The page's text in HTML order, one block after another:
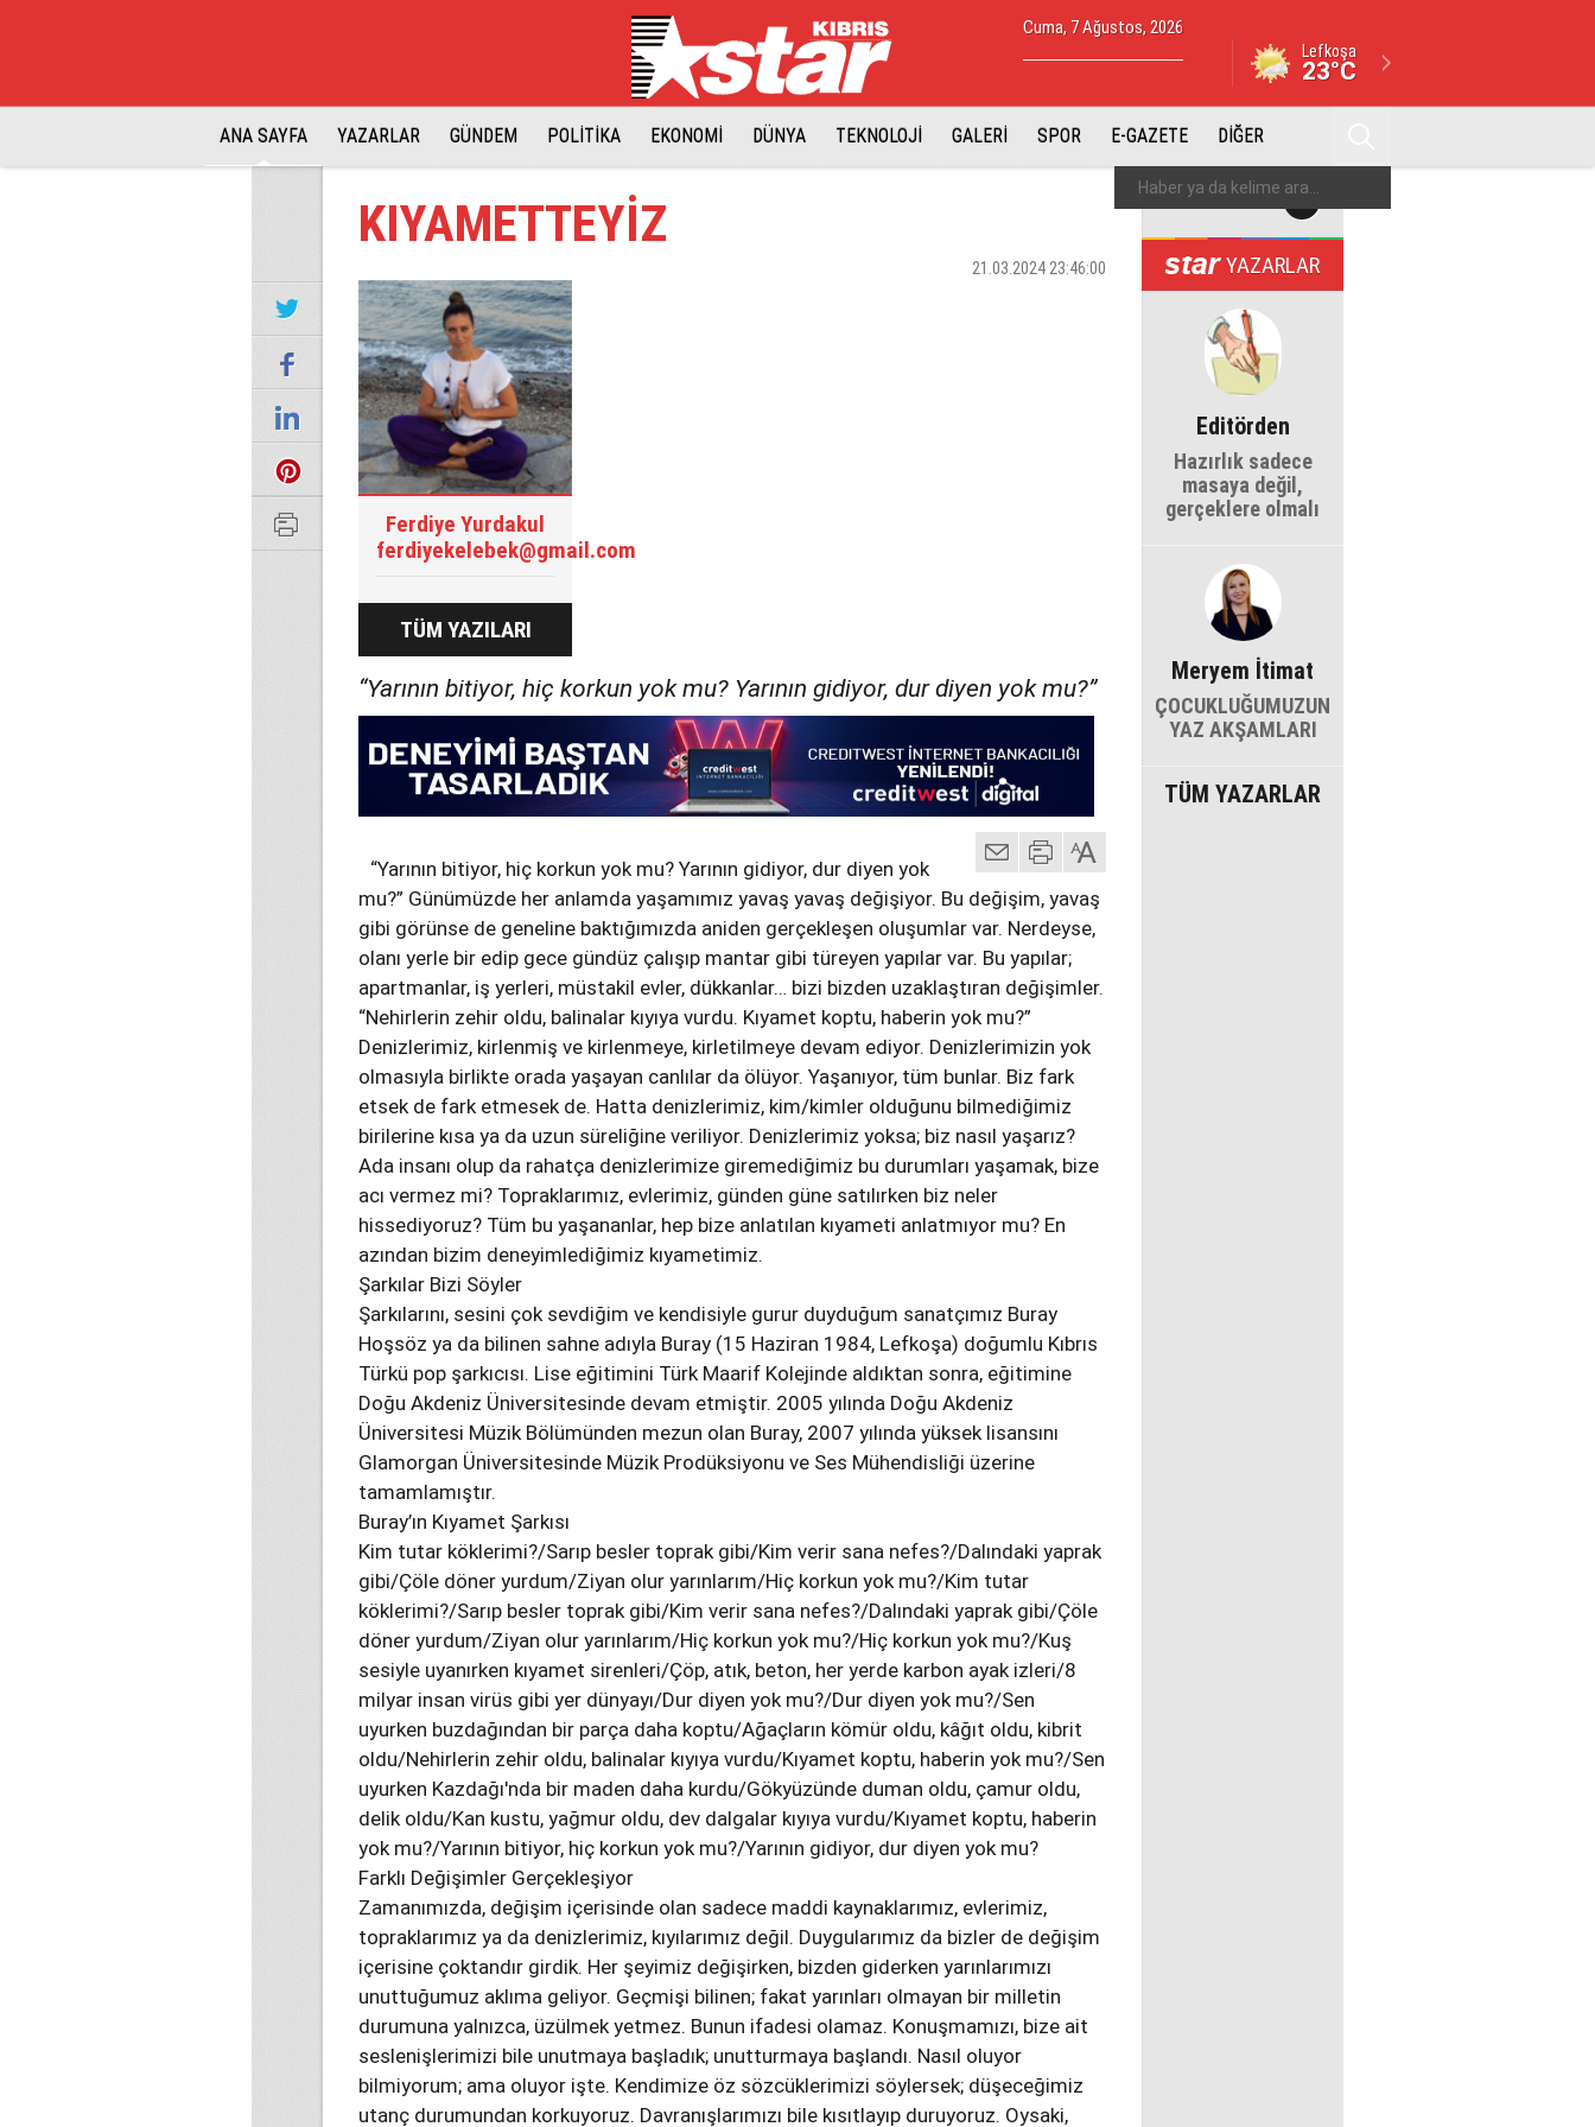
Cuma, 7 Ağustos, 2026
Lefkoşa
23°C
ANA SAYFA YAZARLAR GÜNDEM POLİTİKA EKONOMİ DÜNYA TEKNOLOJİ GALERİ SPOR E-GAZETE DİĞER
KIYAMETTEYİZ
21.03.2024 23:46:00
Ferdiye Yurdakul
ferdiyekelebek@gmail.com
TÜM YAZILARI
“Yarının bitiyor, hiç korkun yok mu? Yarının gidiyor, dur diyen yok mu?”
“Yarının bitiyor, hiç korkun yok mu? Yarının gidiyor, dur diyen yok
mu?” Günümüzde her anlamda yaşamımız yavaş yavaş değişiyor. Bu değişim, yavaş
gibi görünse de geneline baktığımızda aniden gerçekleşen oluşumlar var. Nerdeyse,
olanı yerle bir edip gece gündüz çalışıp mantar gibi türeyen yapılar var. Bu yapılar;
apartmanlar, iş yerleri, müstakil evler, dükkanlar… bizi bizden uzaklaştıran değişimler.
“Nehirlerin zehir oldu, balinalar kıyıya vurdu. Kıyamet koptu, haberin yok mu?”
Denizlerimiz, kirlenmiş ve kirlenmeye, kirletilmeye devam ediyor. Denizlerimizin yok
olmasıyla birlikte orada yaşayan canlılar da ölüyor. Yaşanıyor, tüm bunlar. Biz fark
etsek de fark etmesek de. Hatta denizlerimiz, kim/kimler olduğunu bilmediğimiz
birilerine kısa ya da uzun süreliğine veriliyor. Denizlerimiz yoksa; biz nasıl yaşarız?
Ada insanı olup da rahatça denizlerimize giremediğimiz bu durumları yaşamak, bize
acı vermez mi? Topraklarımız, evlerimiz, günden güne satılırken biz neler
hissediyoruz? Tüm bu yaşananlar, hep bize anlatılan kıyameti anlatmıyor mu? En
azından bizim deneyimlediğimiz kıyametimiz.
Şarkılar Bizi Söyler
Şarkılarını, sesini çok sevdiğim ve kendisiyle gurur duyduğum sanatçımız Buray
Hoşsöz ya da bilinen sahne adıyla Buray (15 Haziran 1984, Lefkoşa) doğumlu Kıbrıs
Türkü pop şarkıcısı. Lise eğitimini Türk Maarif Kolejinde aldıktan sonra, eğitimine
Doğu Akdeniz Üniversitesinde devam etmiştir. 2005 yılında Doğu Akdeniz
Üniversitesi Müzik Bölümünden mezun olan Buray, 2007 yılında yüksek lisansını
Glamorgan Üniversitesinde Müzik Prodüksiyonu ve Ses Mühendisliği üzerine
tamamlamıştır.
Buray’ın Kıyamet Şarkısı
Kim tutar köklerimi?/Sarıp besler toprak gibi/Kim verir sana nefes?/Dalındaki yaprak
gibi/Çöle döner yurdum/Ziyan olur yarınlarım/Hiç korkun yok mu?/Kim tutar
köklerimi?/Sarıp besler toprak gibi/Kim verir sana nefes?/Dalındaki yaprak gibi/Çöle
döner yurdum/Ziyan olur yarınlarım/Hiç korkun yok mu?/Hiç korkun yok mu?/Kuş
sesiyle uyanırken kıyamet sirenleri/Çöp, atık, beton, her yerde karbon ayak izleri/8
milyar insan virüs gibi yer dünyayı/Dur diyen yok mu?/Dur diyen yok mu?/Sen
uyurken buzdağından bir parça daha koptu/Ağaçların kömür oldu, kâğıt oldu, kibrit
oldu/Nehirlerin zehir oldu, balinalar kıyıya vurdu/Kıyamet koptu, haberin yok mu?/Sen
uyurken Kazdağı'nda bir maden daha kurdu/Gökyüzünde duman oldu, çamur oldu,
delik oldu/Kan kustu, yağmur oldu, dev dalgalar kıyıya vurdu/Kıyamet koptu, haberin
yok mu?/Yarının bitiyor, hiç korkun yok mu?/Yarının gidiyor, dur diyen yok mu?
Farklı Değişimler Gerçekleşiyor
Zamanımızda, değişim içerisinde olan sadece maddi kaynaklarımız, evlerimiz,
topraklarımız ya da denizlerimiz, kıyılarımız değil. Duygularımız da bizler de değişim
içerisine çoktandır girdik. Her şeyimiz değişirken, bizden giderken yarınlarımızı
unuttuğumuz aklıma geliyor. Geçmişi bilinen; fakat yarınları olmayan bir milletin
durumuna yalnızca, üzülmek yetmez. Bunun ifadesi olamaz. Konuşmamızı, bize ait
seslenişlerimizi bile unutmaya başladık; unutturmaya başlandı. Nasıl oluyor
bilmiyorum; ama oluyor işte. Kendimize öz sözcüklerimizi söylersek; düşeceğimiz
utanç durumundan korkuyoruz. Davranışlarımızı bile kısıtlayıp duruyoruz. Oysaki,
YAZARLAR
Editörden
Hazırlık sadece
masaya değil,
gerçeklere olmalı
Meryem İtimat
ÇOCUKLUĞUMUZUN
YAZ AKŞAMLARI
TÜM YAZARLAR